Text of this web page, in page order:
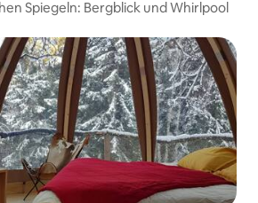
Spiegeln: Bergblick und Whirlpool